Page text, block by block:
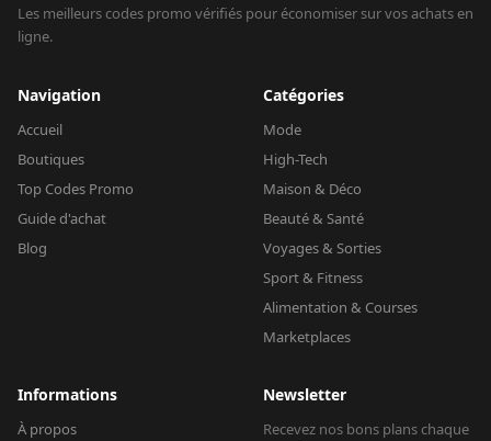
Les meilleurs codes promo vérifiés pour économiser sur vos achats en
ligne.
Navigation
Accueil
Boutiques
Top Codes Promo
Guide d'achat
Blog
Catégories
Mode
High-Tech
Maison & Déco
Beauté & Santé
Voyages & Sorties
Sport & Fitness
Alimentation & Courses
Marketplaces
Informations
À propos
Newsletter
Recevez nos bons plans chaque